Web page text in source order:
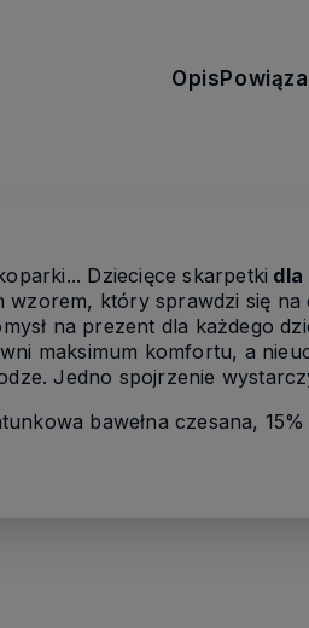
Opis
Dziecięce skarpetki dla
wzorem, który sprawdzi się
na prezent dla każdego
maksimum komfortu, a
Jedno spojrzenie
bawełna czesana,